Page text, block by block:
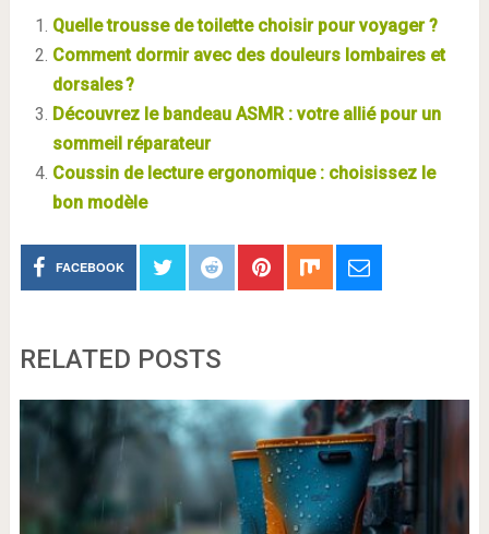
Quelle trousse de toilette choisir pour voyager ?
Comment dormir avec des douleurs lombaires et
dorsales ?
Découvrez le bandeau ASMR : votre allié pour un
sommeil réparateur
Coussin de lecture ergonomique : choisissez le
bon modèle
FACEBOOK
RELATED POSTS